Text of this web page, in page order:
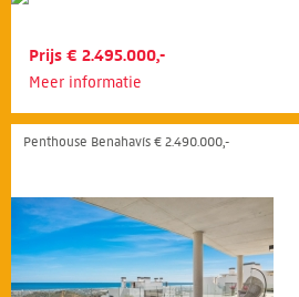
Prijs € 2.495.000,-
Meer informatie
Penthouse Benahavís € 2.490.000,-